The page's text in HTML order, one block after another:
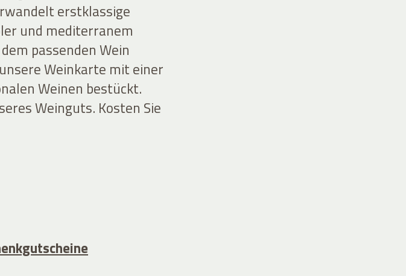
erstklassige
und mediterranem
passenden Wein
Weinkarte mit einer
Weinen bestückt.
Weinguts. Kosten Sie